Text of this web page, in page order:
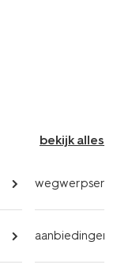
bekijk alles
aanbiedingen